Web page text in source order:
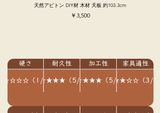
天然アピトン DIY材 木材 天板 約103.3cm
価格
￥3,500
硬さ 耐久性 加工性 家具適性
（1/5）
★★★★★（5/5）★★★★★（5/5）★★★☆☆（3/5